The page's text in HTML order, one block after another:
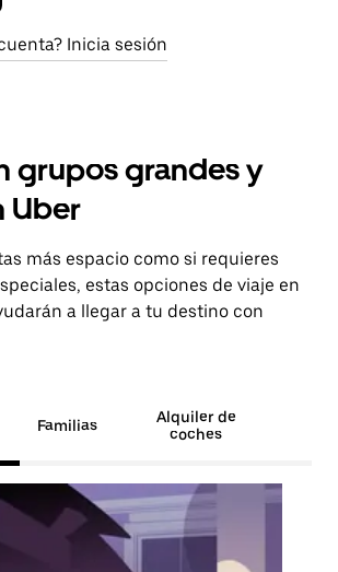
Inicia sesión
grupos grandes y
Uber
más espacio como si requieres
estas opciones de viaje en
a llegar a tu destino con
Familias
Alquiler de
coches